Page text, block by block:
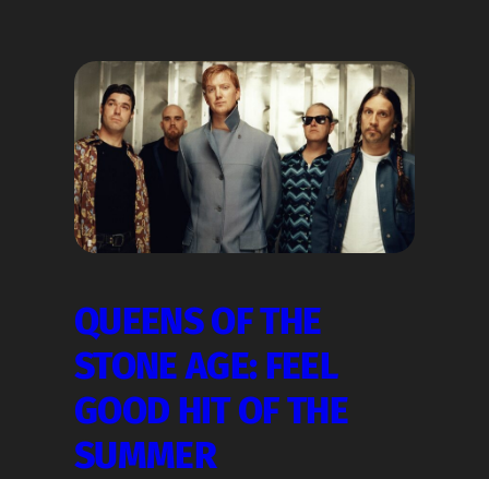
QUEENS OF THE
STONE AGE: FEEL
GOOD HIT OF THE
SUMMER